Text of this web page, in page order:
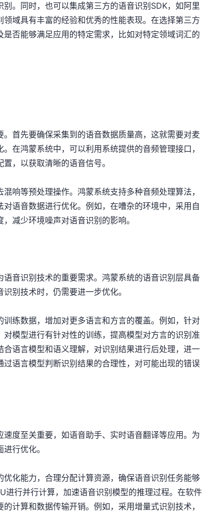
。同时，也可以集成第三方的语音识别SDK，如阿里
域具有丰富的经验和优秀的性能表现。在选择第三方
否能够满足应用的特定需求，比如对特定领域词汇的
首先要确保采集到的语音数据质量高，这就需要对麦
在鸿蒙系统中，可以利用系统提供的音频管理接口，
，以获取清晰的语音信号。
响等预处理操作。鸿蒙系统支持多种音频处理算法，
语音数据进行优化。例如，在嘈杂的环境中，采用自
减少环境噪声对语音识别的影响。
音识别技术的重要需求。鸿蒙系统的语音识别层具备
别技术时，仍需要进一步优化。
练数据，增加对更多语言和方言的覆盖。例如，针对
模型进行有针对性的训练，提高模型对方言的识别准
语言模型和语义理解，对识别结果进行后处理，进一
语言模型判断识别结果的合理性，对可能出现的错误
度至关重要，如语音助手、实时语音翻译等应用。为
行优化。
化能力，合理分配计算资源，确保语音识别任务能够
进行并行计算，加速语音识别模型的推理过程。在软件
计算和数据传输开销。例如，采用增量式识别技术，